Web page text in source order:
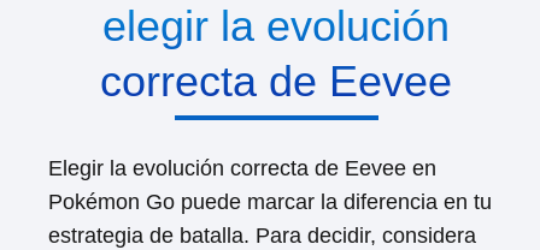
elegir la evolución
correcta de Eevee
Elegir la evolución correcta de Eevee en
Pokémon Go puede marcar la diferencia en tu
estrategia de batalla. Para decidir, considera